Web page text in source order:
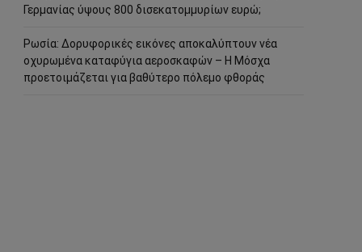
Γερμανίας ύψους 800 δισεκατομμυρίων ευρώ;
Ρωσία: Δορυφορικές εικόνες αποκαλύπτουν νέα
οχυρωμένα καταφύγια αεροσκαφών – Η Μόσχα
προετοιμάζεται για βαθύτερο πόλεμο φθοράς